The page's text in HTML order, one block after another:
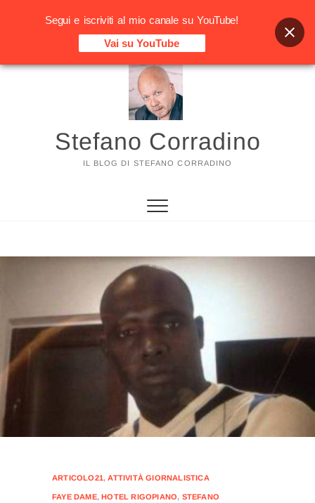
Vai
Stefano Corradino
IL BLOG DI STEFANO CORRADINO
ARTICOLO21,ATTIVITÀ GIORNALISTICA
FAYE DAME,HOTEL RIGOPIANO, STEFANO
Segui e iscriviti al mio canale su YouTube!
Vai su YouTube